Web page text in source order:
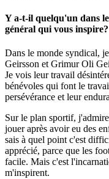
Y a-t-il quelqu'un dans
général qui vous inspire?
Dans le monde syndical,
Geirsson et Grimur Oli
Je vois leur travail
bénévoles qui font le
persévérance et leur
Sur le plan sportif,
jouer après avoir eu des
sais à quel point c'est
apprécié, parce que les
facile. Mais c'est
m'inspirent.